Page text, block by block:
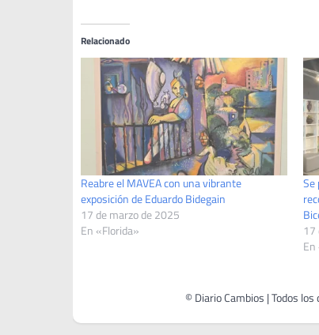
Relacionado
Reabre el MAVEA con una vibrante
exposición de Eduardo Bidegain
17 de marzo de 2025
En «Florida»
Se
17